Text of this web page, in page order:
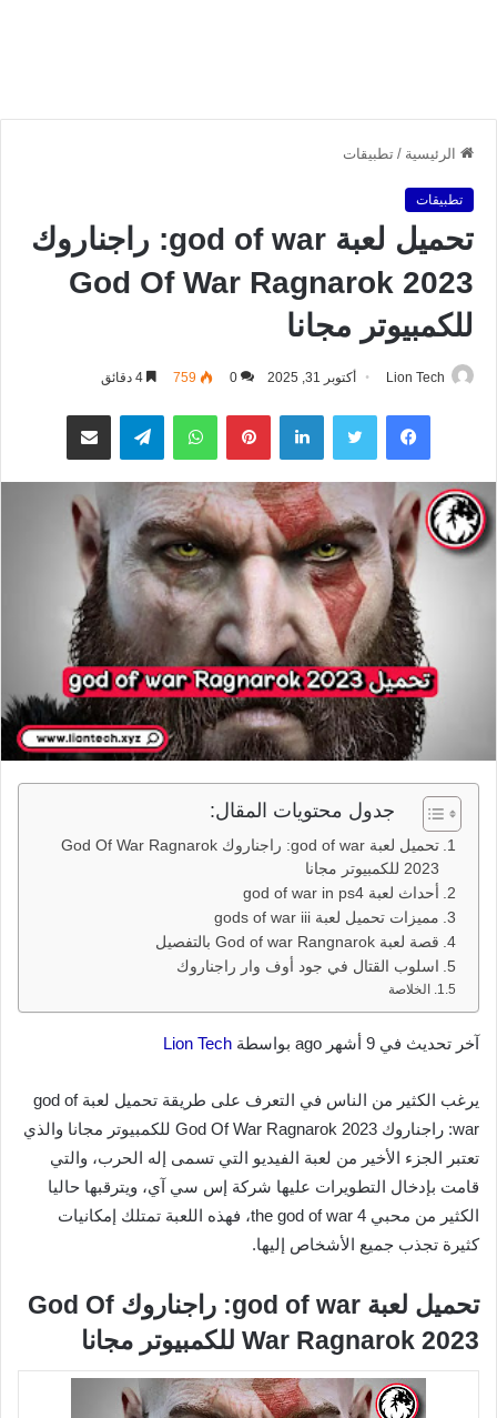
الرئيسية / تطبيقات
تطبيقات
تحميل لعبة god of war: راجناروك
God Of War Ragnarok 2023
للكمبيوتر مجانا
Lion Tech أكتوبر 31, 2025 0
759
فيسبوك تويتر لينكدإن بينتيريستواتساب تيلقرام مشاركة عبر البريد
جدول محتويات المقال:
تحميل لعبة god of war: راجناروك God Of War Ragnarok
2023 للكمبيوتر مجانا
أحداث لعبة god of war in ps4
مميزات تحميل لعبة gods of war iii
قصة لعبة God of war Rangnarok بالتفصيل
اسلوب القتال في جود أوف وار راجناروك
الخلاصة
آخر تحديث في 9 أشهر ago بواسطة Lion Tech
يرغب الكثير من الناس في التعرف على طريقة تحميل لعبة god of
war: راجناروك God Of War Ragnarok 2023 للكمبيوتر مجانا والذي
تعتبر الجزء الأخير من لعبة الفيديو التي تسمى إله الحرب، والتي
قامت بإدخال التطويرات عليها شركة إس سي آي، ويترقبها حاليا
الكثير من محبي the god of war 4، فهذه اللعبة تمتلك إمكانيات
كثيرة تجذب جميع الأشخاص إليها.
تحميل لعبة god of war: راجناروك God Of
War Ragnarok 2023 للكمبيوتر مجانا